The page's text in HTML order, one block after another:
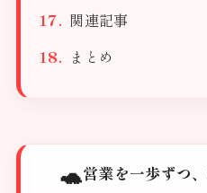
関連記事
まとめ
🐢営業を一歩ずつ